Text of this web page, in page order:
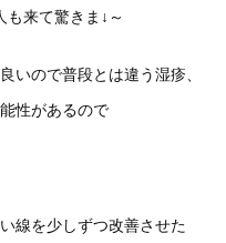
も来て驚きま↓～
いので普段とは違う湿疹、
性があるので
線を少しずつ改善させた